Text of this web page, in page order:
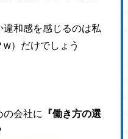
和感を感じるのは私
w）だけでしょう
の会社に
『働き方の選
css' href='https://
css' href='https://
css' href='https://
href='https://
href='https://